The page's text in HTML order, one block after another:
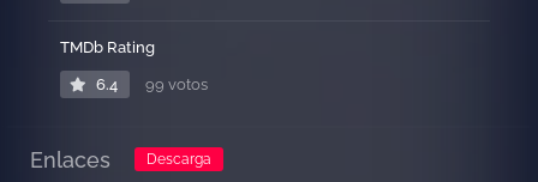
TMDb Rating
6.4 99 votos
Enlaces Descarga